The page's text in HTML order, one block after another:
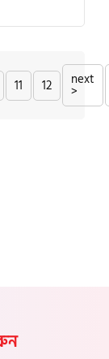
11 12 next
>